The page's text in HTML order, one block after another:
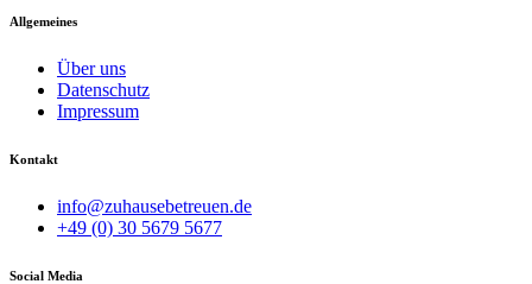
Allgemeines
Über uns
Datenschutz
Impressum
Kontakt
info@zuhausebetreuen.de
+49 (0) 30 5679 5677
Social Media